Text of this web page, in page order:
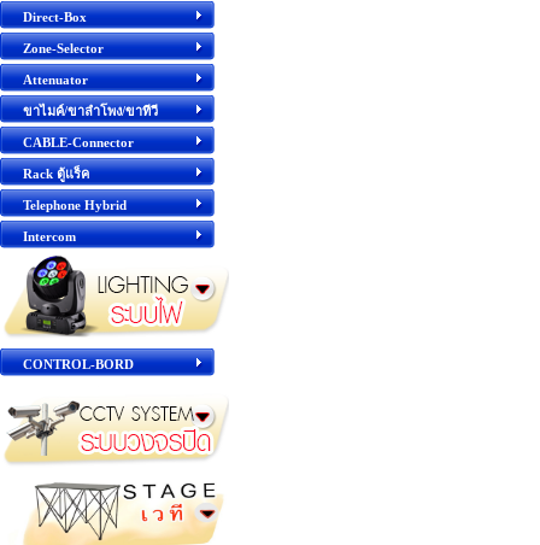
Direct-Box
Zone-Selector
Attenuator
ขาไมค์/ขาลำโพง/ขาทีวี
CABLE-Connector
Rack ตู้แร็ค
Telephone Hybrid
Intercom
CONTROL-BORD